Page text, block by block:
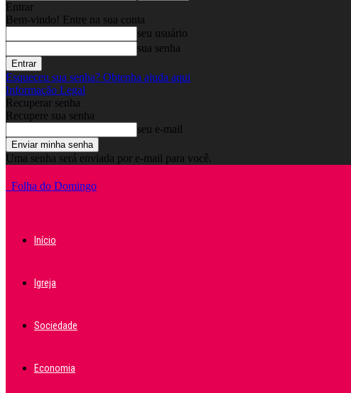
Entrar
Bem-vindo! Entre na sua conta
seu usuário
sua senha
Esqueceu sua senha? Obtenha ajuda aqui
Informação Legal
Recuperar senha
Recupere sua senha
seu e-mail
Uma senha será enviada por e-mail para você.
Folha do Domingo
Início
Igreja
Sociedade
Economia